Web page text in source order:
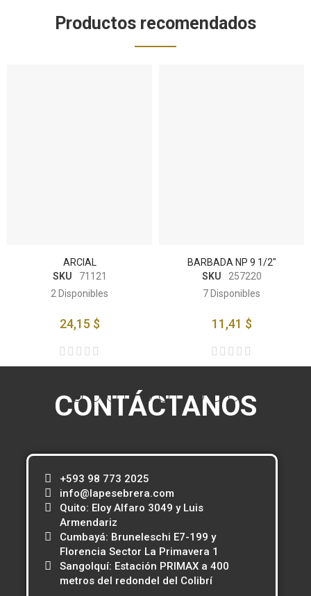
Productos recomendados
ARCIAL
SKU
71121
2 Disponibles
24,15 $
BARBADA NP 9 1/2"
SKU
257220
7Disponibles
11,41 $
CONTÁCTANOS
+593 98 773 2025
info@lapesebrera.com
Quito: Eloy Alfaro 3049 y Luis
Armendariz
Cumbayá: Bruneleschi E7-199 y
Florencia Sector La Primavera 1
Sangolquí: Estación PRIMAX a 400
metros del redondel del Colibrí